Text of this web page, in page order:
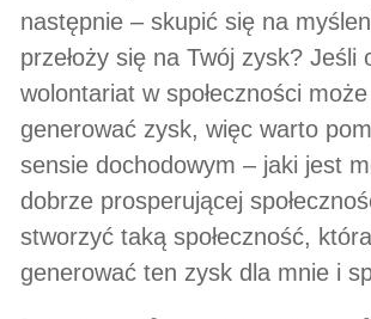
następnie – skupić się na
przełoży się na Twój zysk? Jeśli
wolontariat w społeczności
generować zysk, więc warto
sensie dochodowym – jaki jest
dobrze prosperującej
stworzyć taką społeczność,
generować ten zysk dla mnie i